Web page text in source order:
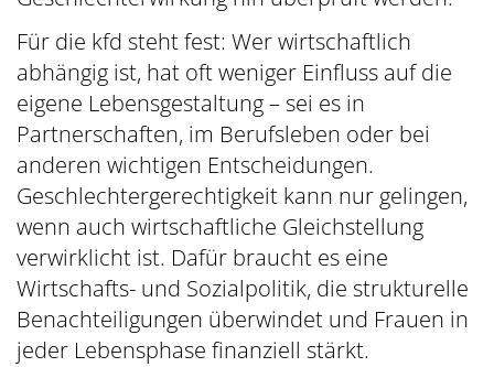
Für die kfd steht fest: Wer wirtschaftlich
abhängig ist, hat oft weniger Einfluss auf die
eigene Lebensgestaltung – sei es in
Partnerschaften, im Berufsleben oder bei
anderen wichtigen Entscheidungen.
Geschlechtergerechtigkeit kann nur gelingen,
wenn auch wirtschaftliche Gleichstellung
verwirklicht ist. Dafür braucht es eine
Wirtschafts- und Sozialpolitik, die strukturelle
Benachteiligungen überwindet und Frauen in
jeder Lebensphase finanziell stärkt.